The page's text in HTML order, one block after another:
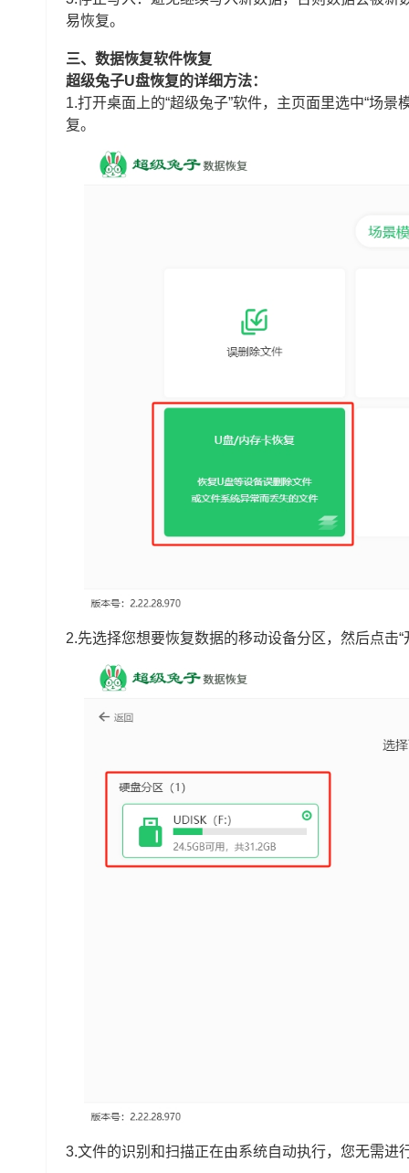
易恢复。
三、数据恢复软件恢复
超级兔子U盘恢复的详细方法：
1.打开桌面上的“超级兔子”软件，主页面里选中“场
复。
2.先选择您想要恢复数据的移动设备分区，然后点击
3.文件的识别和扫描正在由系统自动执行，您无需